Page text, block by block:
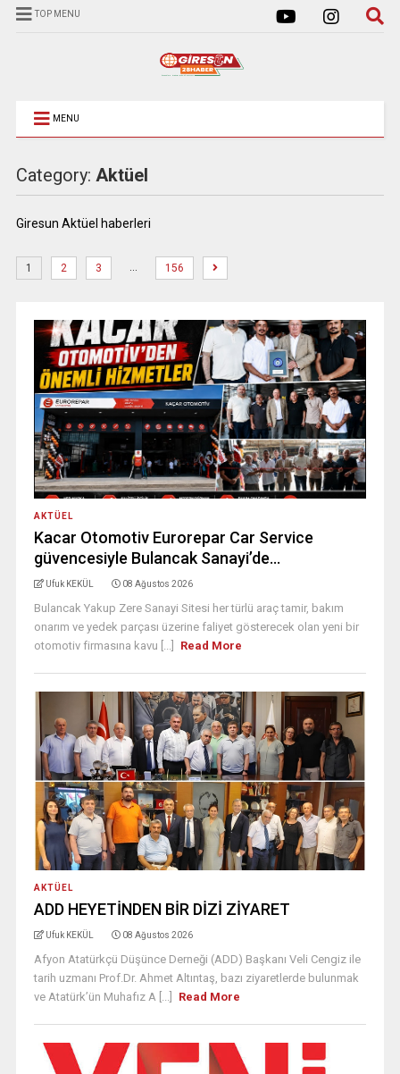
TOP MENU
MENU
Category: Aktüel
Giresun Aktüel haberleri
1 2 3 … 156
AKTÜEL
Kacar Otomotiv Eurorepar Car Service
güvencesiyle Bulancak Sanayi’de…
Ufuk KEKÜL 08 Ağustos 2026
Bulancak Yakup Zere Sanayi Sitesi her türlü araç tamir, bakım
onarım ve yedek parçası üzerine faliyet gösterecek olan yeni bir
otomotiv firmasına kavu [...]
Read More
AKTÜEL
ADD HEYETİNDEN BİR DİZİ ZİYARET
Ufuk KEKÜL 08 Ağustos 2026
Afyon Atatürkçü Düşünce Derneği (ADD) Başkanı Veli Cengiz ile
tarih uzmanı Prof.Dr. Ahmet Altıntaş, bazı ziyaretlerde bulunmak
ve Atatürk’ün Muhafız A [...]
Read More